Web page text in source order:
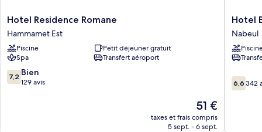
Hotel
Residence
Romane
Hammamet
Est
Hotel Residence Romane
Hammamet Est
Piscine
Petit déjeuner gratuit
Spa
Transfert aéroport
7.2
sur
7,2 Bien
129 avis
Le
nouveau
prix
51 €
taxes et frais compris
5 sept. - 6 sept.
Hotel
Byzance
Nabeul
Hotel
Nabeul
6.6
sur
6,6 342